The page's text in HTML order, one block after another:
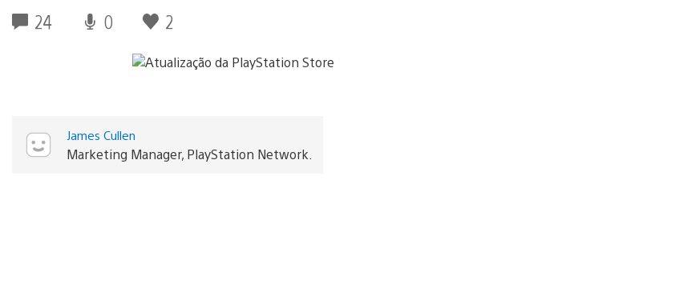
24 0 2
James Cullen
Marketing Manager, PlayStation Network.